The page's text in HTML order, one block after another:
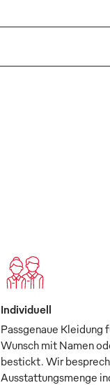
Individuell
Passgenaue
Wunsch mit Namen
bestickt. Wir
Ausstattungsmenge